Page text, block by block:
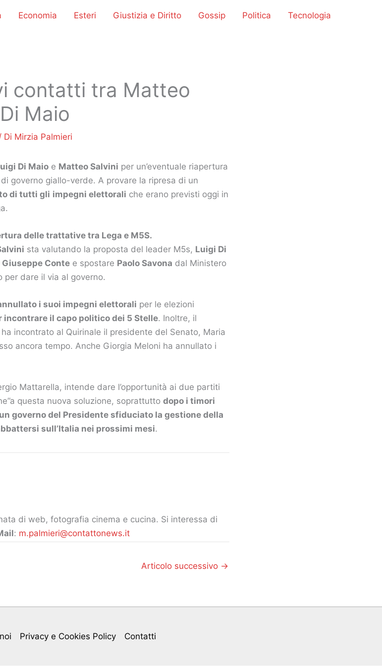
Economia Esteri Giustizia e Diritto Gossip Politica
Tecnologia
contatti tra Matteo
Maio
Di Mirzia Palmieri
Di Maio e Matteo Salvini per un’eventuale riapertura
governo giallo-verde. A provare la ripresa di un
di tutti gli impegni elettorali che erano previsti oggi in
delle trattative tra Lega e M5S.
sta valutando la proposta del leader M5s, Luigi Di
Giuseppe Conte e spostare Paolo Savona dal Ministero
per dare il via al governo.
i suoi impegni elettorali per le elezioni
incontrare il capo politico dei 5 Stelle. Inoltre, il
incontrato al Quirinale il presidente del Senato, Maria
ancora tempo. Anche Giorgia Meloni ha annullato i
Mattarella, intende dare l’opportunità ai due partiti
questa nuova soluzione, soprattutto dopo i timori
governo del Presidente sfiduciato la gestione della
sull’Italia nei prossimi mesi.
di web, fotografia cinema e cucina. Si interessa di
: m.palmieri@contattonews.it
Articolo successivo →
Privacy e Cookies Policy Contatti